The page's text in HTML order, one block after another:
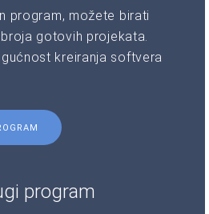
program, možete birati
gotovih projekata.
kreiranja softvera
program